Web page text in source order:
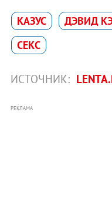
КАЗУС ДЭВИД
СЕКС
ИСТОЧНИК:
РЕКЛАМА